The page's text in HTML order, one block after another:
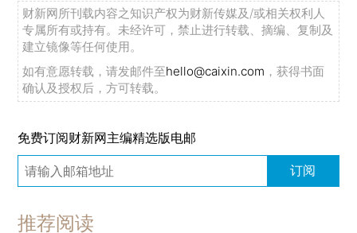
财新网所刊载内容之知识产权为财新传媒及/或相关权利人
专属所有或持有。未经许可，禁止进行转载、摘编、复制及
建立镜像等任何使用。
如有意愿转载，请发邮件至hello@caixin.com ，获得书面
确认及授权后，方可转载。
免费订阅财新网主编精选版电邮
订阅
推荐阅读